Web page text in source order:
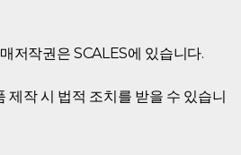
저작권은 SCALES에 있습니다.
제작 시 법적 조치를 받을 수 있습니